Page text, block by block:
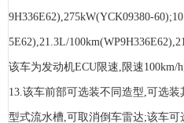
9H336E62),275kW(YCK09380-
5E62),21.3L/
该车为发动机ECU限速,限速100km/
13.该车前部可选装不同造型,可选
型式流水槽,可取消倒车雷达;该车可